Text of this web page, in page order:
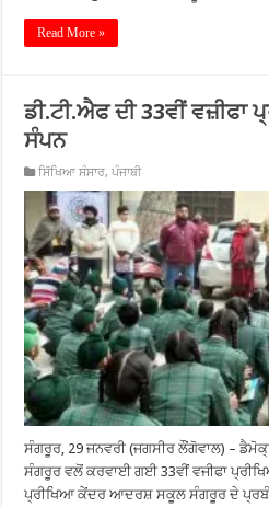
Read More »
ਡੀ.ਟੀ.ਐਫ ਦੀ 33ਵੀਂ
ਸੰਪਨ
ਸਿੱਖਿਆ ਸੰਸਾਰ,ਪੰਜਾਬੀ
ਸੰਗਰੂਰ, 29 ਜਨਵਰੀ (ਜਗਸੀਰ ਲੌਂਗੋਵਾਲ) –
ਸੰਗਰੂਰ ਵਲੋਂ ਕਰਵਾਈ ਗਈ 33ਵੀਂ ਵਜੀਫਾ
ਪ੍ਰੀਖਿਆ ਕੇਂਦਰ ਆਦਰਸ਼ ਸਕੂਲ ਸੰਗਰੂਰ ਦੇ